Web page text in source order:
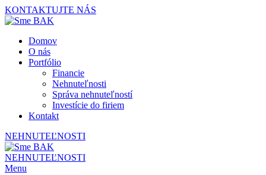
KONTAKTUJTE NÁS
Domov
O nás
Portfólio
Financie
Nehnuteľnosti
Správa nehnuteľností
Investície do firiem
Kontakt
NEHNUTEĽNOSTI
NEHNUTEĽNOSTI
Menu